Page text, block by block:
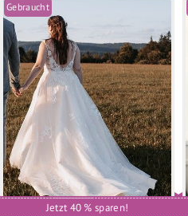
Gebraucht
Jetzt 40 % sparen!